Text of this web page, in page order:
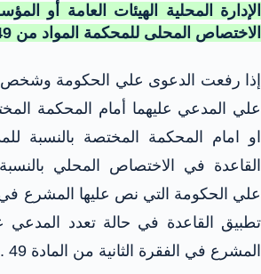
الإدارة المحلية الهيئات العامة أو
الاختصاص المحلى للمحكمة المواد من 49 الى62 مرافعات
إذا رفعت الدعوى علي الحكومة وشخص
علي المدعي عليهما أمام المحكمة
او امام المحكمة المختصة بالنسبة
القاعدة في الاختصاص المحلي
تطبيق القاعدة في حالة تعدد المدعي
المشرع في الفقرة الثانية من المادة 49 .